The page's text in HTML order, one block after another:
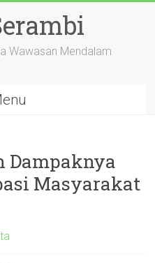
Wawasan Mendalam
Dampaknya
Masyarakat